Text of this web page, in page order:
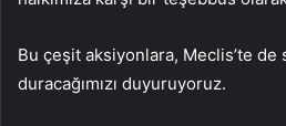
Bu çeşit aksiyonlara, Meclis’te de
duracağımızı duyuruyoruz.